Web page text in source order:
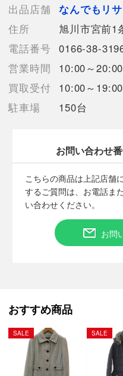
【付属品】なし
【ランク】Bランク
通常使用による傷や汚
【規格・仕様】
サイズは平置きでの計測とな
【詳細備考】
スレ、小傷、シワ、少々のヨ
商品画像に関しては出来る
ますが、実際の商品と比較
りますこと予めご了承くださ
【使用予定配送業者】佐川
【こちらの商品は在庫連動
【備考/コメント】
程度B
出品店舗
なんでもリ
住所
旭川市宮前1
電話番号 0166-38-
営業時間
10:00～20:00
買取受付
10:00～19:00
駐車場
150台
お問い合わせ番
こちらの商品は上記店舗
するご質問は、お電話ま
い合わせください。
お問
おすすめ商品
SALE SALE